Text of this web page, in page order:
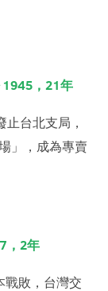
，21年
台北支局，
」，成為專賣
，2年
戰敗，台灣交